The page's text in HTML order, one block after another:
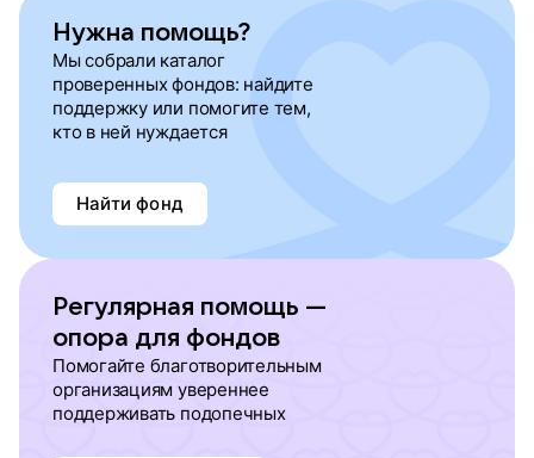
Нужна помощь?
Мы собрали каталог
проверенных фондов: найдите
поддержку или помогите тем,
кто в ней нуждается
Найти фонд
Регулярная помощь —
опора для фондов
Помогайте благотворительным
организациям увереннее
поддерживать подопечных